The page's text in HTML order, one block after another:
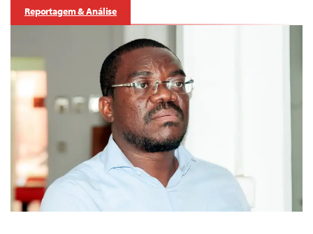
Reportagem & Análise